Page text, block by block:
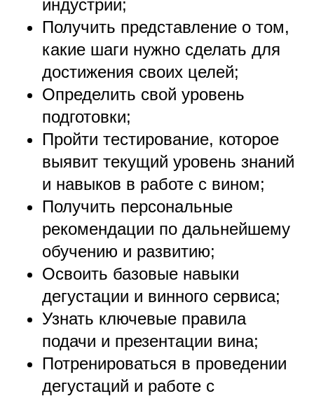
индустрии;
Получить представление о том,
какие шаги нужно сделать для
достижения своих целей;
Определить свой уровень
подготовки;
Пройти тестирование, которое
выявит текущий уровень знаний
и навыков в работе с вином;
Получить персональные
рекомендации по дальнейшему
обучению и развитию;
Освоить базовые навыки
дегустации и винного сервиса;
Узнать ключевые правила
подачи и презентации вина;
Потренироваться в проведении
дегустаций и работе с